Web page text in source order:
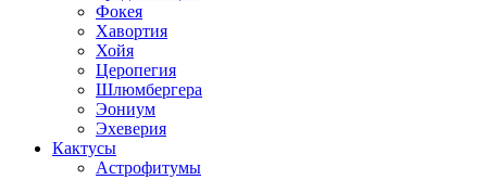
Фокея
Хавортия
Хойя
Церопегия
Шлюмбергера
Эониум
Эхеверия
Кактусы
Астрофитумы